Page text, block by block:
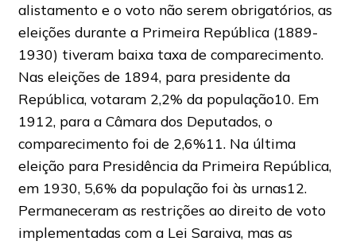
alistamento e o voto não serem obrigatórios, as
eleições durante a Primeira República (1889-
1930) tiveram baixa taxa de comparecimento.
Nas eleições de 1894, para presidente da
República, votaram 2,2% da população10. Em
1912, para a Câmara dos Deputados, o
comparecimento foi de 2,6%11. Na última
eleição para Presidência da Primeira República,
em 1930, 5,6% da população foi às urnas12.
Permaneceram as restrições ao direito de voto
implementadas com a Lei Saraiva, mas as